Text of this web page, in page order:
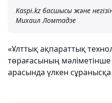
Kaspi.kz басшысы және
Михаил Ломтадзе
«Ұлттық ақпараттық
төрағасының
арасында үлкен